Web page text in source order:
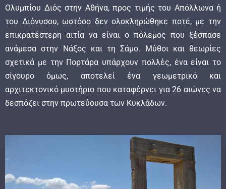
Ολυμπίου Διός στην Αθήνα, προς τιμής του Απόλλωνα ή
του Διόνυσου, ωστόσο δεν ολοκληρώθηκε ποτέ, με την
επικρατέστερη αιτία να είναι ο πόλεμος που ξέσπασε
ανάμεσα στην Νάξος και τη Σάμο. Μύθοι και θεωρίες
σχετικά με την Πορτάρα υπάρχουν πολλές, ένα είναι το
σίγουρο όμως, αποτελεί ένα γεωμετρικό και
αρχιτεκτονικό μυστήριο που καταφέρνει για 26 αιώνες να
δεσπόζει στην πρωτεύουσα των Κυκλάδων.